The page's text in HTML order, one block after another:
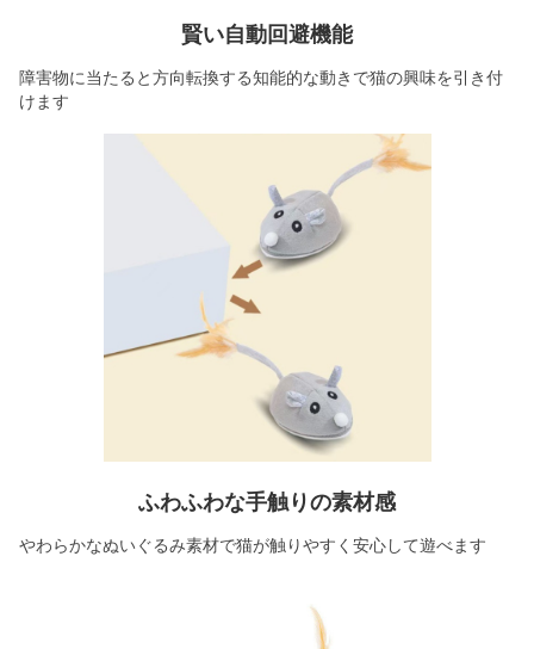
賢い自動回避機能
障害物に当たると方向転換する知能的な動きで猫の興味を引き付
けます
ふわふわな手触りの素材感
やわらかなぬいぐるみ素材で猫が触りやすく安心して遊べます